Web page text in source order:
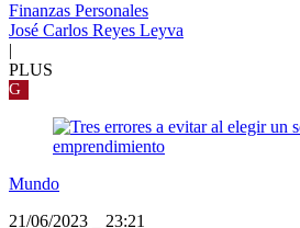
Finanzas Personales
José Carlos Reyes Leyva
|
PLUS
G
Mundo
21/06/2023
23:21